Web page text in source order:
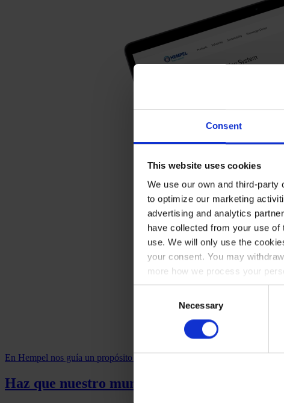
Consent
This website uses cookies
We use our own and third-
to optimize our marketing
advertising and analytics
have collected from your use
use. We will only use the
your consent. You may
more how we process your
Necessary
En Hempel nos guía un propósito audaz y una llamada compartida a la
Haz que nuestro mundo dure más, de forma